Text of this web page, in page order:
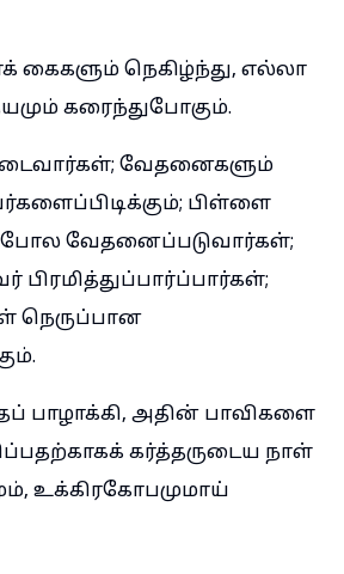
கைகளும் நெகிழ்ந்து, எல்லா
கரைந்துபோகும்.
வேதனைகளும்
பிள்ளை
வேதனைப்படுவார்கள்;
நெருப்பான
பாழாக்கி, அதின் பாவிகளை
கர்த்தருடைய நாள்
உக்கிரகோபமுமாய்